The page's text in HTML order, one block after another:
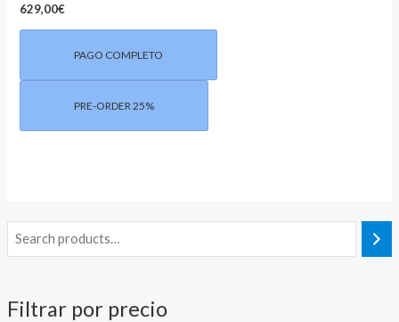
Filtrar por precio
M
i
p
a
629,00€
PAGO COMPLETO
PRE-ORDER 25%